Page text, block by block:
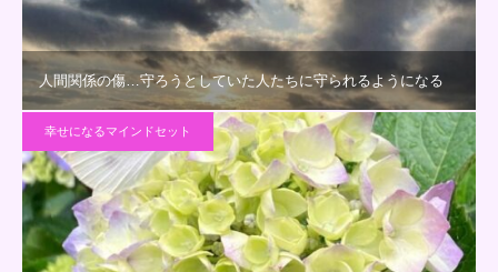
人間関係の傷…守ろうとしていた人たちに守られるようになる
幸せになるマインドセット